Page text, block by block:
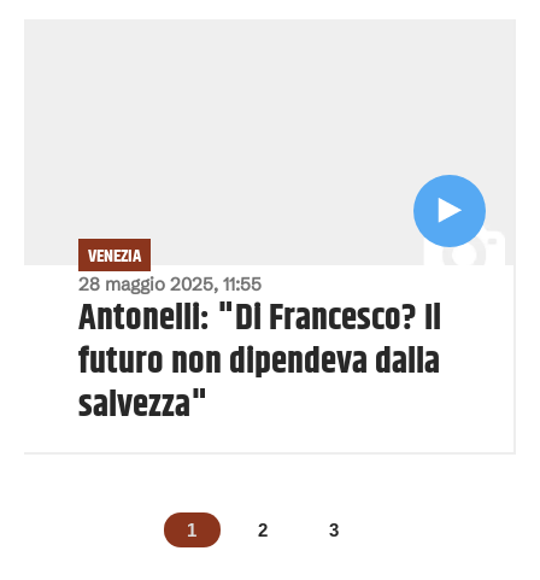
28 maggio 2025, 11:55
VENEZIA
Antonelli: "Di Francesco? Il
futuro non dipendeva dalla
salvezza"
1 2 3